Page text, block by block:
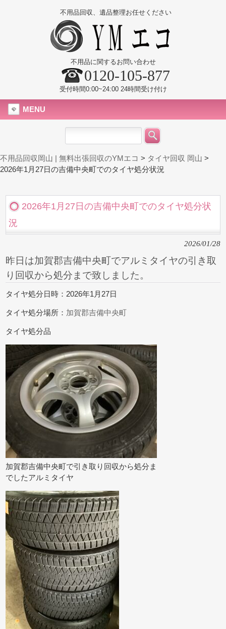
不用品回収、遺品整理お任せください
不用品に関するお問い合わせ
0120-105-877
受付時間0:00~24:00 24時間受け付け
MENU
不用品回収岡山 | 無料出張回収のYMエコ > タイヤ回収 岡山 >
2026年1月27日の吉備中央町でのタイヤ処分状況
2026年1月27日の吉備中央町でのタイヤ処分状
況
2026/01/28
昨日は加賀郡吉備中央町でアルミタイヤの引き取
り回収から処分まで致しました。
タイヤ処分日時：2026年1月27日
タイヤ処分場所： 加賀郡吉備中央町
タイヤ処分品
加賀郡吉備中央町で引き取り回収から処分ま
でしたアルミタイヤ